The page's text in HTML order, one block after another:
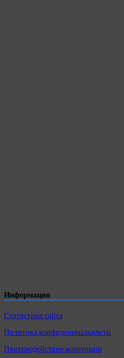
Информация
Статистика сайта
Политика конфиденциальности
Противодействие коррупции